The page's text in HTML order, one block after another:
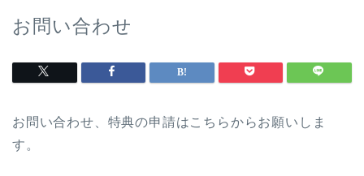
お問い合わせ
お問い合わせ、特典の申請はこちらからお願いしま
す。